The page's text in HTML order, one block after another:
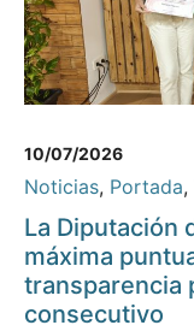
10/07/2026
Noticias, Portada,
La Diputación
máxima
transparencia
consecutivo